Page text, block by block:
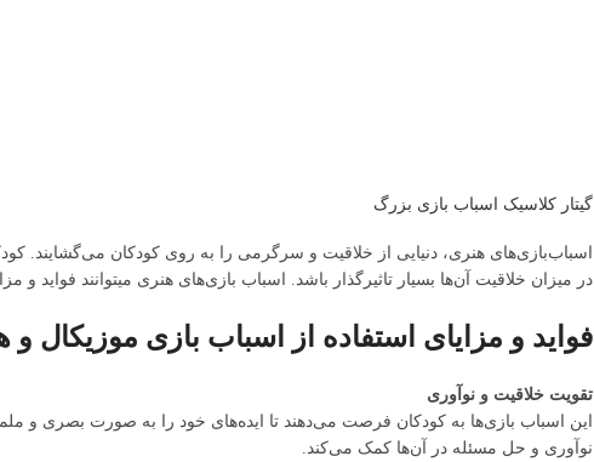
گیتار کلاسیک اسباب بازی بزرگ
اسباب‌بازی‌های هنری، دنیایی از خلاقیت و سرگرمی را به روی کودکان می‌گشایند.
در میزان خلاقیت آن‌ها بسیار تاثیرگذار باشد. اسباب بازی‌های هنری میتوانند فواید و
فواید و مزایای استفاده از اسباب بازی موزیکال و
تقویت خلاقیت و نوآوری
این اسباب بازی‌ها به کودکان فرصت می‌دهند تا ایده‌های خود را به صورت بصری و
نوآوری و حل مسئله در آن‌ها کمک می‌کند.